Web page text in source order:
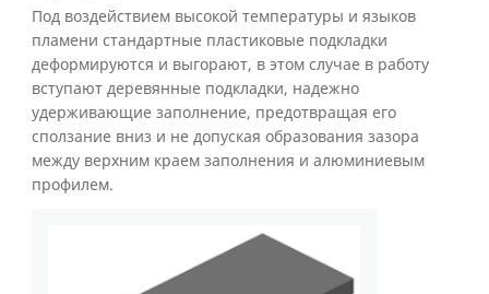
Под воздействием высокой температуры и языков
пламени стандартные пластиковые подкладки
деформируются и выгорают, в этом случае в работу
вступают деревянные подкладки, надежно
удерживающие заполнение, предотвращая его
сползание вниз и не допуская образования зазора
между верхним краем заполнения и алюминиевым
профилем.